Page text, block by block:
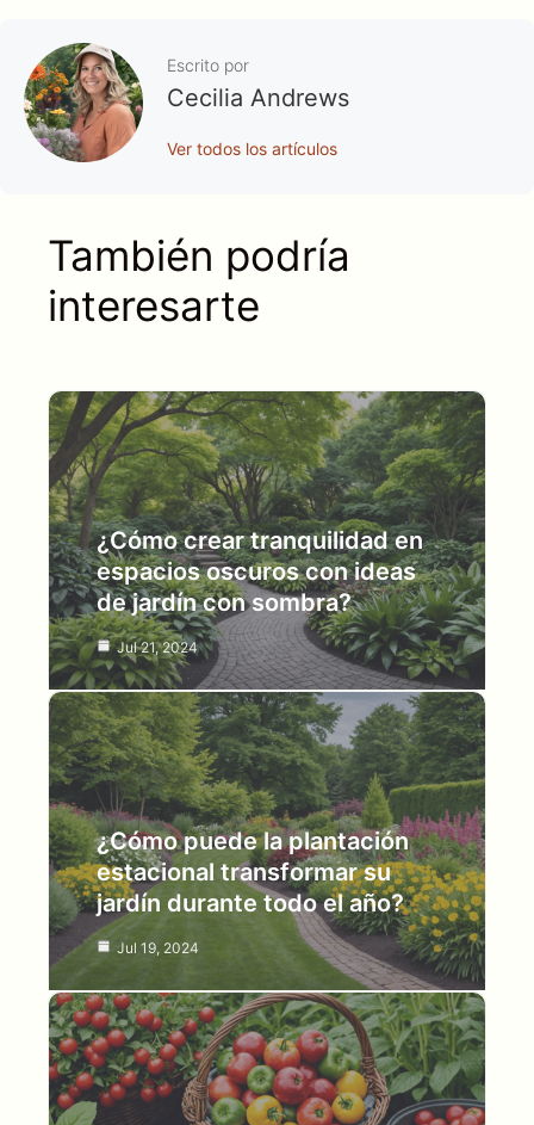
Escrito por
Cecilia Andrews
Ver todos los artículos
También podría
interesarte
¿Cómo crear tranquilidad en
espacios oscuros con ideas
de jardín con sombra?
Jul 21, 2024
¿Cómo puede la plantación
estacional transformar su
jardín durante todo el año?
Jul 19, 2024